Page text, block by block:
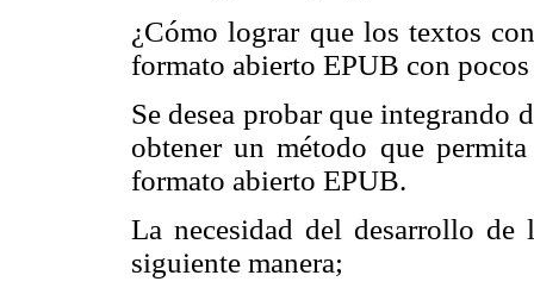
¿Cómo lograr que los textos
formato abierto EPUB con
Se desea probar que integrando
obtener un método que
formato abierto EPUB.
La necesidad del desarrollo de
siguiente manera;